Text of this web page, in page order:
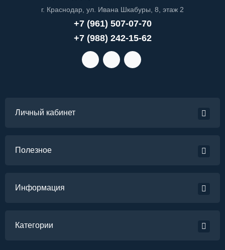
г. Краснодар, ул. Ивана Шкабуры, 8, этаж 2
+7 (961) 507-07-70
+7 (988) 242-15-62
Личный кабинет
Полезное
Информация
Категории